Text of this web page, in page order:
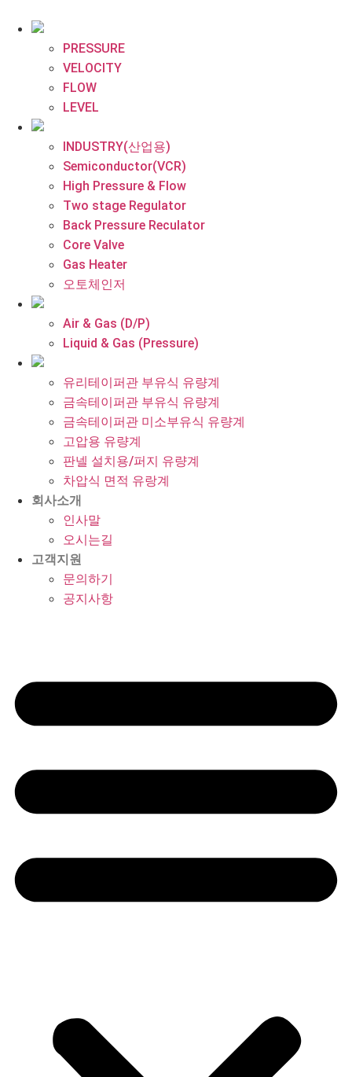
PRESSURE
VELOCITY
FLOW
LEVEL
INDUSTRY(산업용)
Semiconductor(VCR)
High Pressure & Flow
Two stage Regulator
Back Pressure Reculator
Core Valve
Gas Heater
오토체인저
Air & Gas (D/P)
Liquid & Gas (Pressure)
유리테이퍼관 부유식 유량계
금속테이퍼관 부유식 유량계
금속테이퍼관 미소부유식 유량계
고압용 유량계
판넬 설치용/퍼지 유량계
차압식 면적 유랑계
회사소개
인사말
오시는길
고객지원
문의하기
공지사항